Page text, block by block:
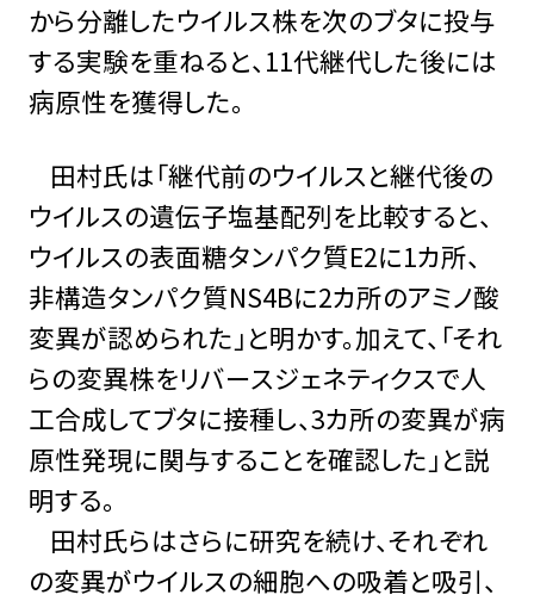
から分離したウイルス株を次のブタに投与
する実験を重ねると、11代継代した後には
病原性を獲得した。
田村氏は「継代前のウイルスと継代後の
ウイルスの遺伝子塩基配列を比較すると、
ウイルスの表⾯糖タンパク質E2に1カ所、
⾮構造タンパク質NS4Bに2カ所のアミノ酸
変異が認められた」と明かす。加えて、「それ
らの変異株をリバースジェネティクスで人
工合成してブタに接種し、3カ所の変異が病
原性発現に関与することを確認した」と説
明する。
田村氏らはさらに研究を続け、それぞれ
の変異がウイルスの細胞への吸着と吸引、